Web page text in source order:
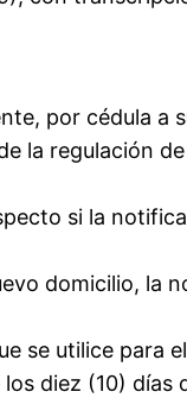
por cédula a
la regulación
si la
domicilio, la
se utilice para
diez (10)